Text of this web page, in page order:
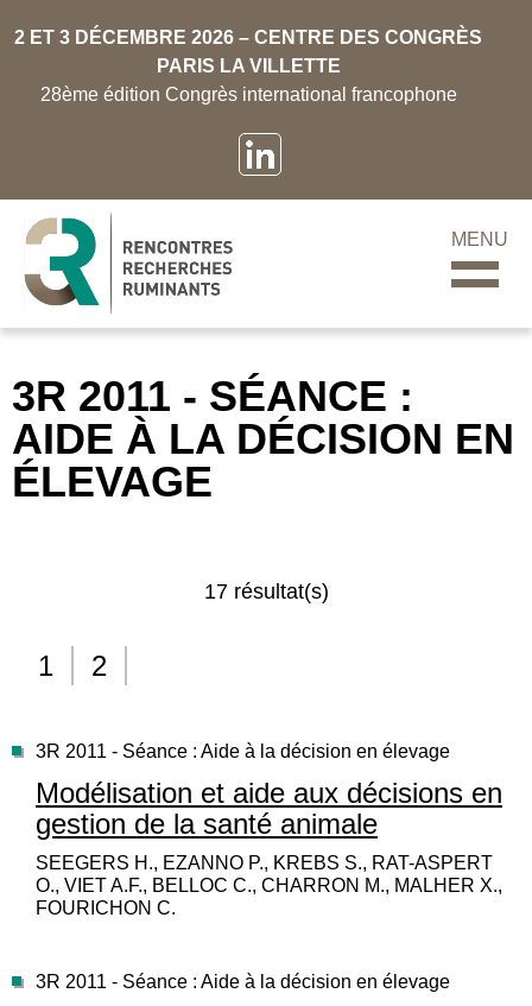
2 ET 3 DÉCEMBRE 2026 – CENTRE DES CONGRÈS
PARIS LA VILLETTE
28ème édition Congrès international francophone
MENU
3R 2011 - SÉANCE :
AIDE À LA DÉCISION EN
ÉLEVAGE
17 résultat(s)
1 2
3R 2011 - Séance : Aide à la décision en élevage
Modélisation et aide aux décisions en
gestion de la santé animale
SEEGERS H., EZANNO P., KREBS S., RAT-ASPERT
O., VIET A.F., BELLOC C., CHARRON M., MALHER X.,
FOURICHON C.
3R 2011 - Séance : Aide à la décision en élevage